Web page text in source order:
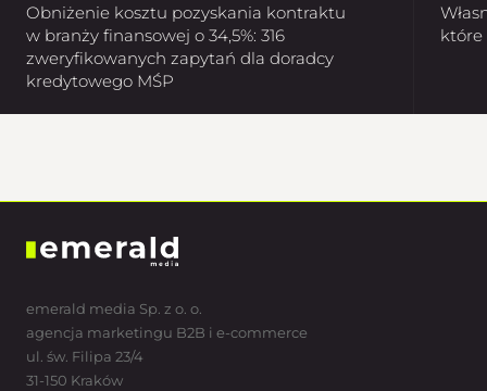
Obniżenie kosztu pozyskania kontraktu
w branży finansowej o 34,5%: 316
zweryfikowanych zapytań dla doradcy
kredytowego MŚP
które
emerald media Sp. z o. o.
agencja marketingu B2B i e-commerce
ul. św. Filipa 23/4
31-150 Kraków